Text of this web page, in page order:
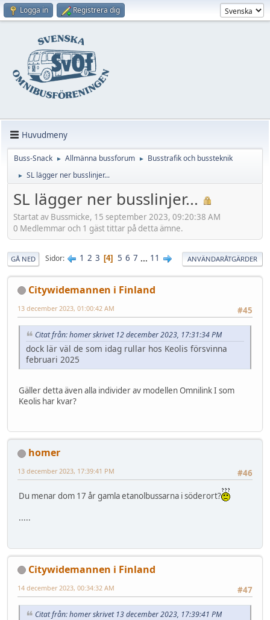
Logga in Registrera dig
Huvudmeny
Buss-Snack ► Allmänna bussforum ► Busstrafik och bussteknik
► SL lägger ner busslinjer...
SL lägger ner busslinjer...
Startat av Bussmicke, 15 september 2023, 09:20:38 AM
0 Medlemmar och 1 gäst tittar på detta ämne.
GÅ NED Sidor 1 2 3 4 5 6 7 ... 11 ANVÄNDARÅTGÄRDER
Citywidemannen i Finland
#45
13 december 2023, 01:00:42 AM
Citat från: homer skrivet 12 december 2023, 17:31:34 PM
dock lär väl de som idag rullar hos Keolis försvinna
februari 2025
Gäller detta även alla individer av modellen Omnilink I som
Keolis har kvar?
homer
#46
13 december 2023, 17:39:41 PM
Du menar dom 17 år gamla etanolbussarna i söderort?
.....
Citywidemannen i Finland
#47
14 december 2023, 00:34:32 AM
Citat från: homer skrivet 13 december 2023, 17:39:41 PM